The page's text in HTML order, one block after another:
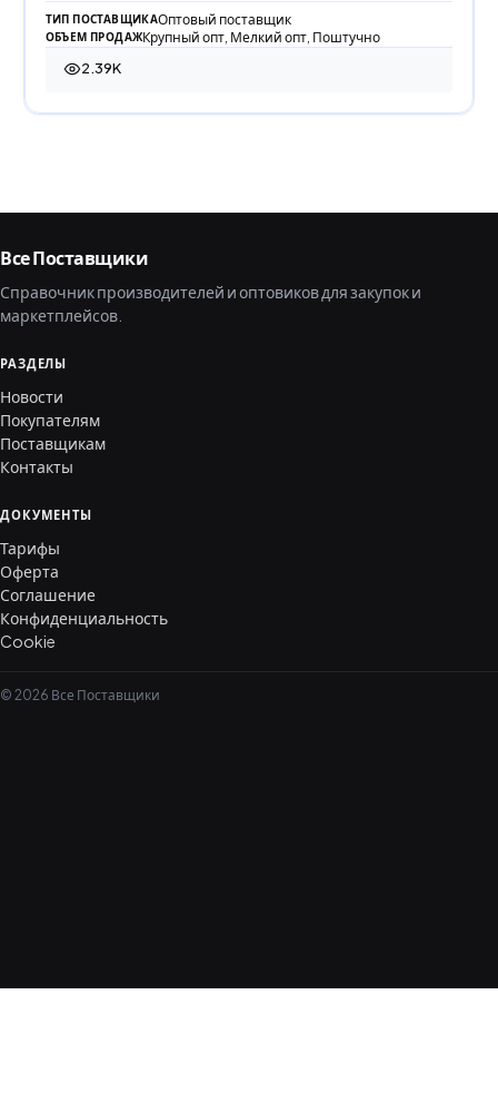
ТИП ПОСТАВЩИКАОптовый поставщик
ОБЪЕМ ПРОДАЖКрупный опт, Мелкий опт, Поштучно
2.39K
2 390 просмотров
Все Поставщики
Справочник производителей и оптовиков для закупок и
маркетплейсов.
РАЗДЕЛЫ
Новости
Покупателям
Поставщикам
Контакты
ДОКУМЕНТЫ
Тарифы
Оферта
Соглашение
Конфиденциальность
Cookie
© 2026 Все Поставщики